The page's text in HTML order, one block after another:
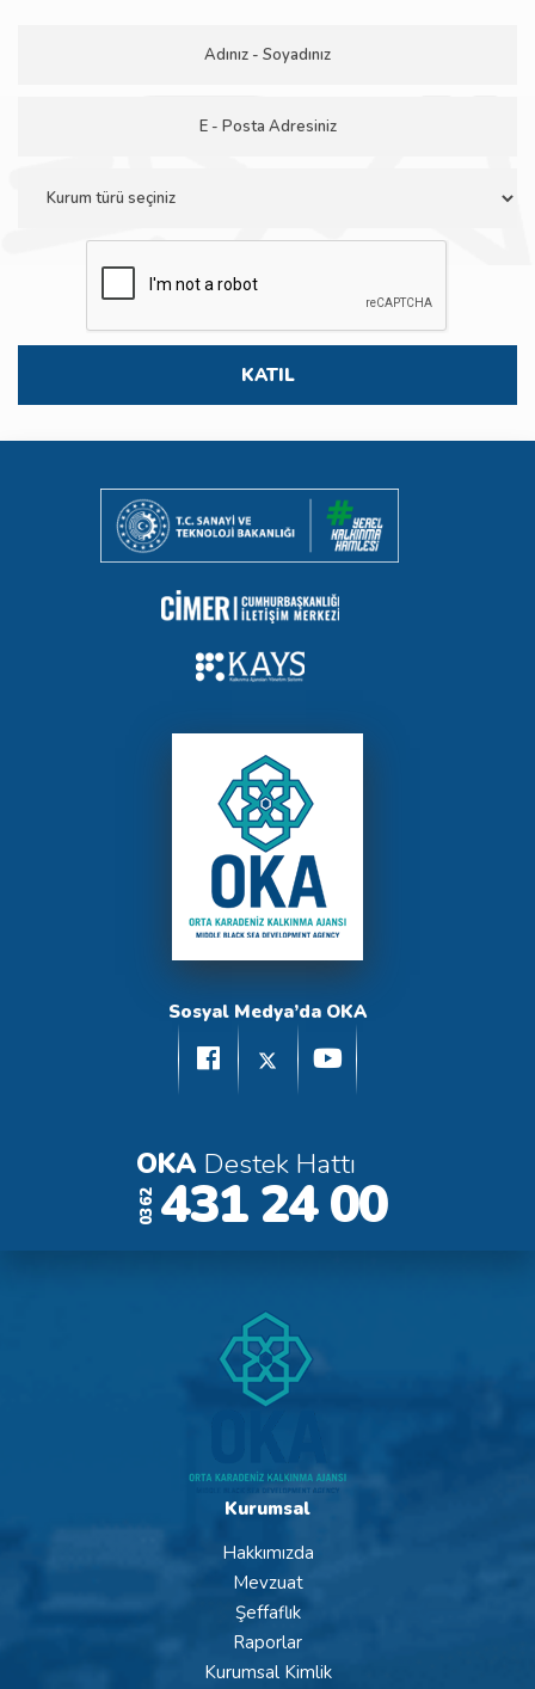
Sosyal Medya’da OKA
OKA Destek Hattı
0362 431 24 00
Kurumsal
Hakkımızda
Mevzuat
Şeffaflık
Raporlar
Kurumsal Kimlik